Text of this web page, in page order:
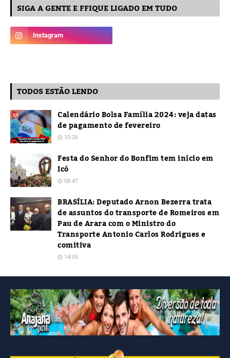
SIGA A GENTE E FFIQUE LIGADO EM TUDO
TODOS ESTÃO LENDO
Calendário Bolsa Família 2024: veja datas
de pagamento de fevereiro
10:26
Festa do Senhor do Bonfim tem início em
Icó
08:47
BRASÍLIA: Deputado Arnon Bezerra trata
de assuntos do transporte de Romeiros em
Pau de Arara com o Ministro do
Transporte Antonio Carlos Rodrigues e
comitiva
14:05